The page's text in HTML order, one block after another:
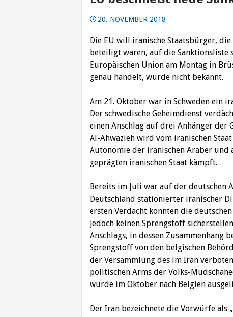
20. NOVEMBER 2018
Die EU will iranische Staatsbürger,
beteiligt waren, auf die Sanktionsliste
Europäischen Union am Montag in
genau handelt, wurde nicht bekannt.
Am 21. Oktober war in Schweden ein
Der schwedische Geheimdienst
einen Anschlag auf drei Anhänger der
Al-Ahwazieh wird vom iranischen
Autonomie der iranischen Araber und
geprägten iranischen Staat kämpft.
Bereits im Juli war auf der deutschen
Deutschland stationierter iranischer
ersten Verdacht konnten die
jedoch keinen Sprengstoff
Anschlags, in dessen Zusammenhang
Sprengstoff von den belgischen
der Versammlung des im Iran
politischen Arms der Volks-
wurde im Oktober nach Belgien
Der Iran bezeichnete die Vorwürfe als